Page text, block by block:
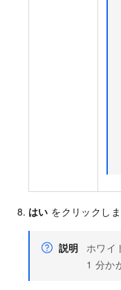
はい をクリックしま
説明 ホワイ
1 分か